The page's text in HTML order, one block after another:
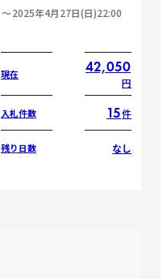
2025年4月27日(日)22:00
現在 42,050
円
入札件数 15件
残り日数 なし